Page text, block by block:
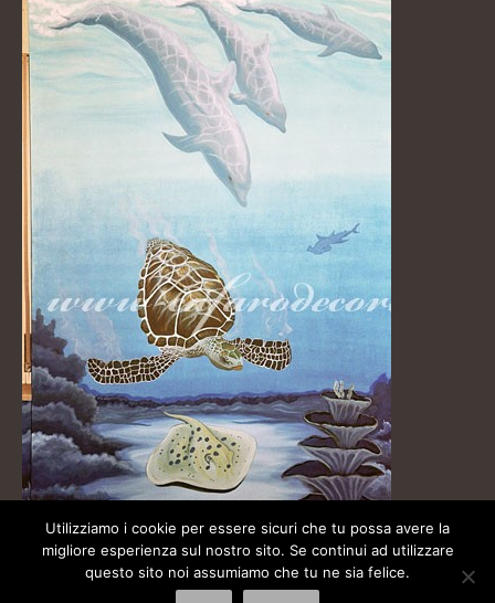
Utilizziamo i cookie per essere sicuri che tu possa avere la
migliore esperienza sul nostro sito. Se continui ad utilizzare
questo sito noi assumiamo che tu ne sia felice.